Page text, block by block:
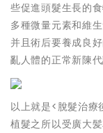
些促進頭髮生長的
多種微量元素和維
并且術后要養成良
亂人體的正常新陳
以上就是<脫髮治
植髮之所以受廣大